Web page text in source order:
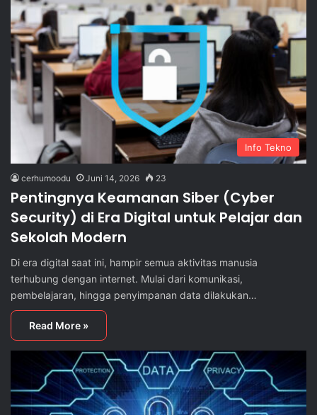
Info Tekno
cerhumoodu Juni 14, 2026 23
Pentingnya Keamanan Siber (Cyber
Security) di Era Digital untuk Pelajar dan
Sekolah Modern
Di era digital saat ini, hampir semua aktivitas manusia
terhubung dengan internet. Mulai dari komunikasi,
pembelajaran, hingga penyimpanan data dilakukan…
Read More »